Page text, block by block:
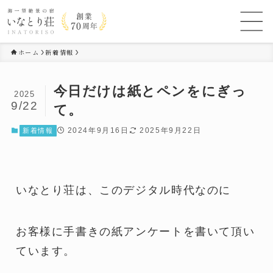
ホーム 新着情報
今日だけは紙とペンをにぎっ
て。
2025
9/22
新着情報 2024年9月16日 2025年9月22日
いなとり荘は、このデジタル時代なのに
お客様に手書きの紙アンケートを書いて頂い
ています。